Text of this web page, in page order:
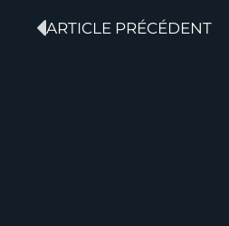
ARTICLE PRÉCÉDENT